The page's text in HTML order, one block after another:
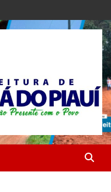
de Jatobá
Brasil